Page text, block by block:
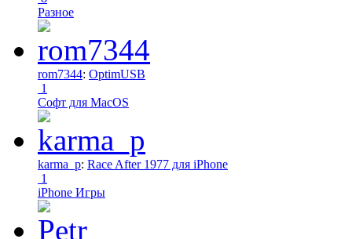
Разное
rom7344: OptimUSB
1
Софт для MacOS
karma_p: Race After 1977 для iPhone
1
iPhone Игры